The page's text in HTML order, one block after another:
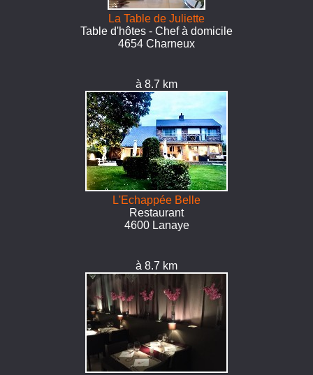
La Table de Juliette
Table d'hôtes - Chef à domicile
4654 Charneux
à 8.7 km
L'Echappée Belle
Restaurant
4600 Lanaye
à 8.7 km